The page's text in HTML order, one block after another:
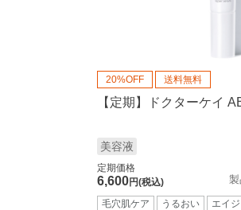
20%OFF 送料無料
【定期】ドクターケイ
美容液
定期価格
6,600円(税込)
毛穴肌ケア うるおい エイ